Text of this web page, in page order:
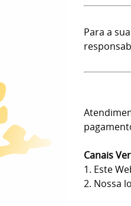
Para a
Canais
1. Este
2. Nossa